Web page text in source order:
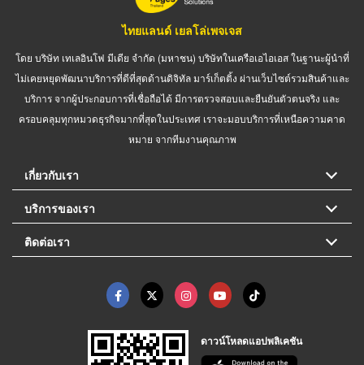
ไทยแลนด์ เยลโล่เพจเจส
โดย บริษัท เทเลอินโฟ มีเดีย จำกัด (มหาชน) บริษัทในเครือเอไอเอส ในฐานะผู้นำที่
ไม่เคยหยุดพัฒนาบริการที่ดีที่สุดด้านดิจิทัล มาร์เก็ตติ้ง ผ่านเว็บไซต์รวมสินค้าและ
บริการ จากผู้ประกอบการที่เชื่อถือได้ มีการตรวจสอบและยืนยันตัวตนจริง และ
ครอบคลุมทุกหมวดธุรกิจมากที่สุดในประเทศ เราจะมอบบริการที่เหนือความคาด
หมาย จากทีมงานคุณภาพ
เกี่ยวกับเรา
บริการของเรา
ติดต่อเรา
ดาวน์โหลดแอปพลิเคชัน